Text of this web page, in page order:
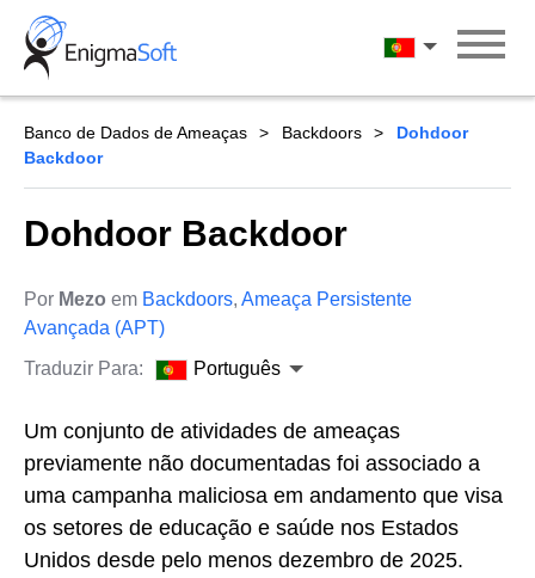
Skip
content
Português
Banco de Dados de Ameaças Backdoors
Dohdoor
Backdoor
Dohdoor Backdoor
Por Mezo em Backdoors, Ameaça Persistente
Avançada (APT)
Traduzir Para:
Português
Um conjunto de atividades de ameaças
previamente não documentadas foi associado a
uma campanha maliciosa em andamento que visa
os setores de educação e saúde nos Estados
Unidos desde pelo menos dezembro de 2025.